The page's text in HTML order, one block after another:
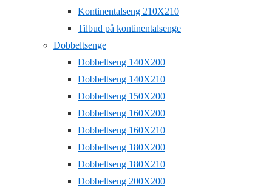
Kontinentalseng 210X210
Tilbud på kontinentalsenge
Dobbeltsenge
Dobbeltseng 140X200
Dobbeltseng 140X210
Dobbeltseng 150X200
Dobbeltseng 160X200
Dobbeltseng 160X210
Dobbeltseng 180X200
Dobbeltseng 180X210
Dobbeltseng 200X200